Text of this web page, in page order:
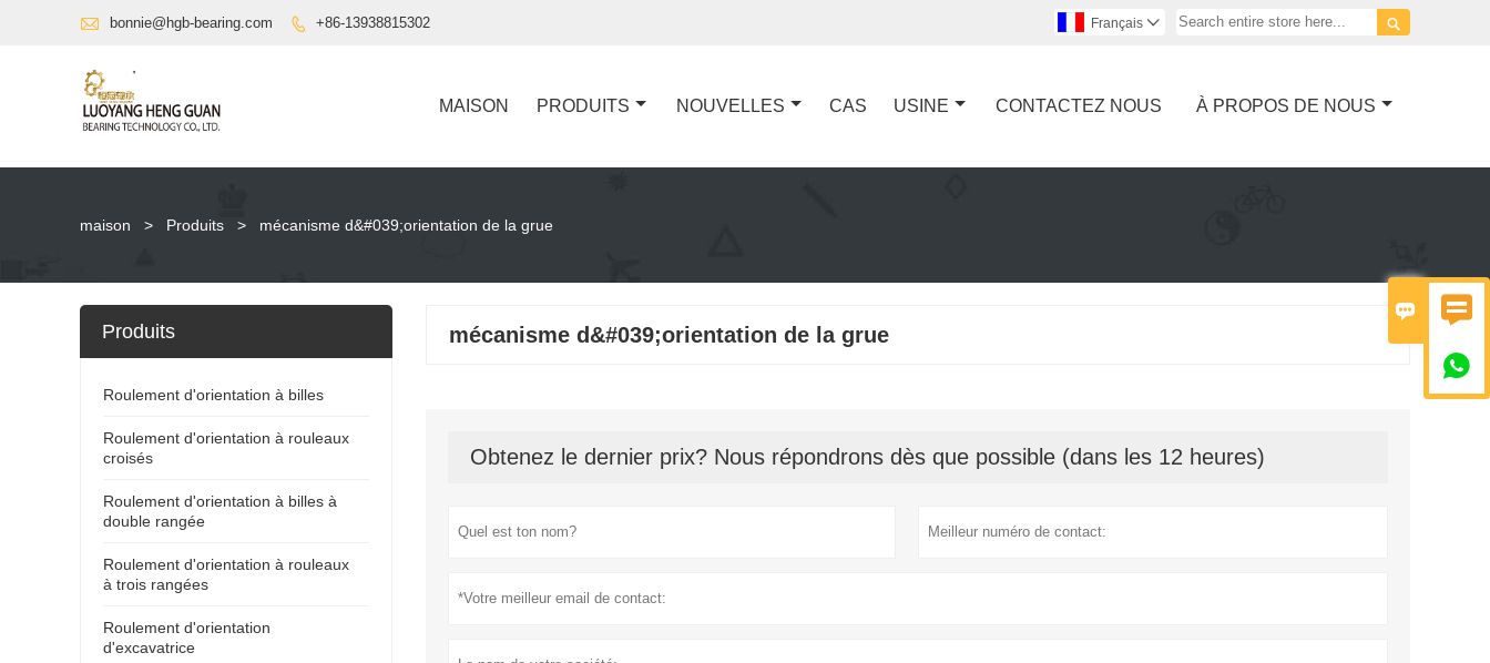
 

 bonnie@hgb-bearing.com  +86-13938815302 
Français 
MAISON PRODUITS NOUVELLES CAS USINE CONTACTEZ NOUS À PROPOS DE NOUS
maison > Produits > mécanisme d&#039;orientation de la grue
mécanisme d&#039;orientation de la grue
Obtenez le dernier prix? Nous répondrons dès que possible (dans les 12 heures)
Produits
Roulement d'orientation à billes
Roulement d'orientation à rouleaux
croisés
Roulement d'orientation à billes à
double rangée
Roulement d'orientation à rouleaux
à trois rangées
Roulement d'orientation
d'excavatrice